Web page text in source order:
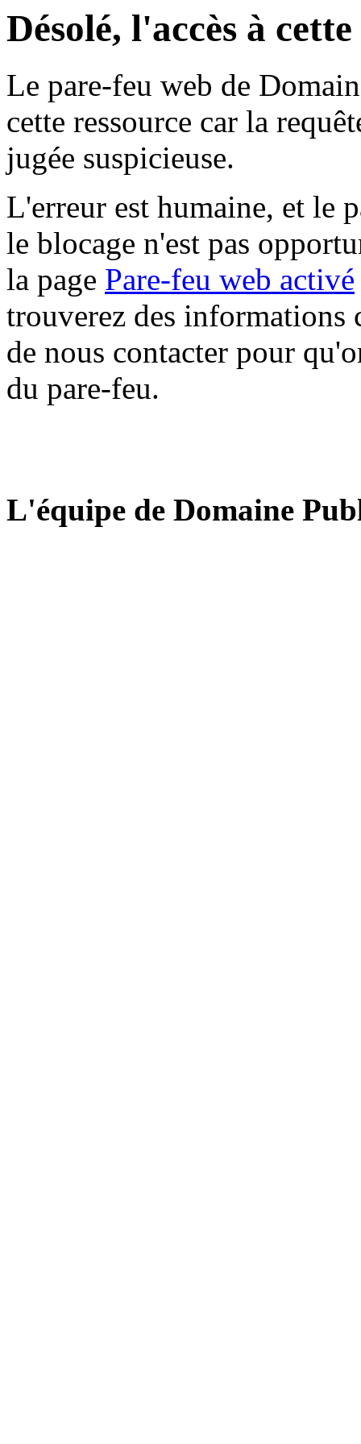
Désolé, l'accès à
Le pare-feu web de
cette ressource car la
jugée suspicieuse.
L'erreur est humaine, et le
le blocage n'est pas
la page Pare-feu web activé
trouverez des informations
de nous contacter pour
du pare-feu.
L'équipe de Domaine